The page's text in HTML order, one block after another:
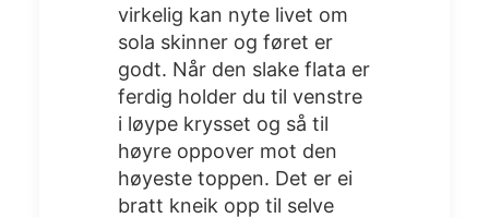
virkelig kan nyte livet om
sola skinner og føret er
godt. Når den slake flata er
ferdig holder du til venstre
i løype krysset og så til
høyre oppover mot den
høyeste toppen. Det er ei
bratt kneik opp til selve